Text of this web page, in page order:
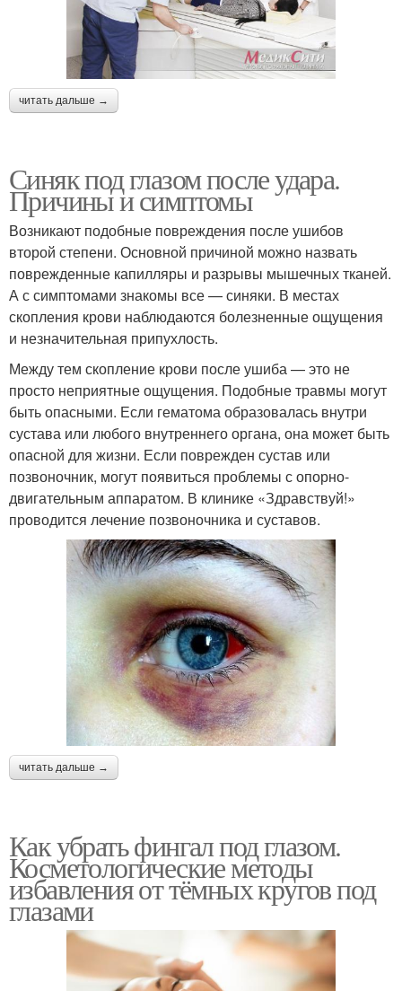
читать дальше →
Синяк под глазом после удара.
Причины и симптомы
Возникают подобные повреждения после ушибов
второй степени. Основной причиной можно назвать
поврежденные капилляры и разрывы мышечных тканей.
А с симптомами знакомы все — синяки. В местах
скопления крови наблюдаются болезненные ощущения
и незначительная припухлость.
Между тем скопление крови после ушиба — это не
просто неприятные ощущения. Подобные травмы могут
быть опасными. Если гематома образовалась внутри
сустава или любого внутреннего органа, она может быть
опасной для жизни. Если поврежден сустав или
позвоночник, могут появиться проблемы с опорно-
двигательным аппаратом. В клинике «Здравствуй!»
проводится лечение позвоночника и суставов.
читать дальше →
Как убрать фингал под глазом.
Косметологические методы
избавления от тёмных кругов под
глазами